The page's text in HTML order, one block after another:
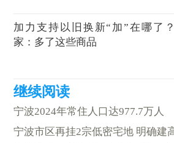
加力支持以旧换新“加”在哪了
家：多了这些商品
宁波2024年常住人口达977.7万人
宁波市区再挂2宗低密宅地 明确建